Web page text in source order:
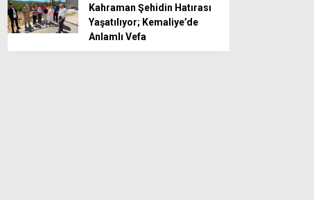
Kahraman Şehidin Hatırası
Yaşatılıyor; Kemaliye’de
Anlamlı Vefa